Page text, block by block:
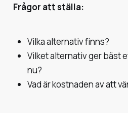
Frågor att ställa:
Vilka alternativ finns?
Vilket alternativ ger bäst
nu?
Vad är kostnaden av att